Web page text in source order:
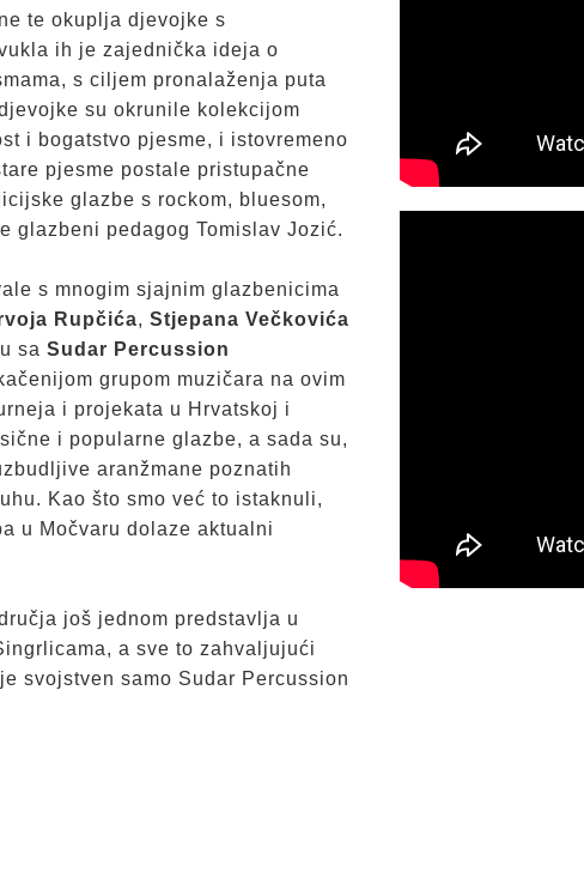
te okuplja djevojke s
ih je zajednička ideja o
s ciljem pronalaženja puta
su okrunile kolekcijom
i bogatstvo pjesme, i istovremeno
pjesme postale pristupačne
glazbe s rockom, bluesom,
glazbeni pedagog Tomislav Jozić.
s mnogim sjajnim glazbenicima
Rupčića, Stjepana Večkovića
sa Sudar Percussion
grupom muzičara na ovim
i projekata u Hrvatskoj i
i popularne glazbe, a sada su,
aranžmane poznatih
Kao što smo već to istaknuli,
u Močvaru dolaze aktualni
još jednom predstavlja u
a sve to zahvaljujući
svojstven samo Sudar Percussion